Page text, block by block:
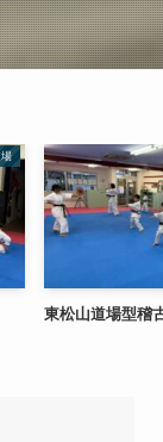
場
東松山道場型稽